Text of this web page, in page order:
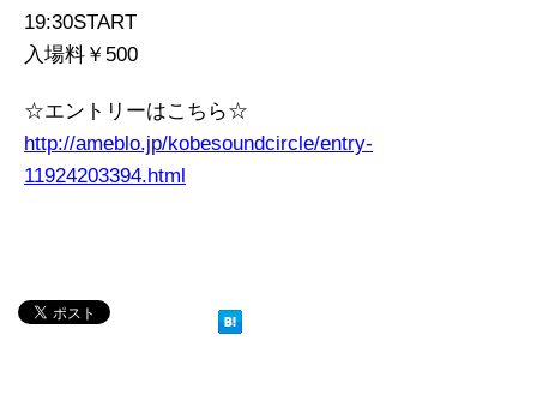
19:30START
入場料￥500
☆エントリーはこちら☆
http://ameblo.jp/kobesoundcircle/entry-
11924203394.html